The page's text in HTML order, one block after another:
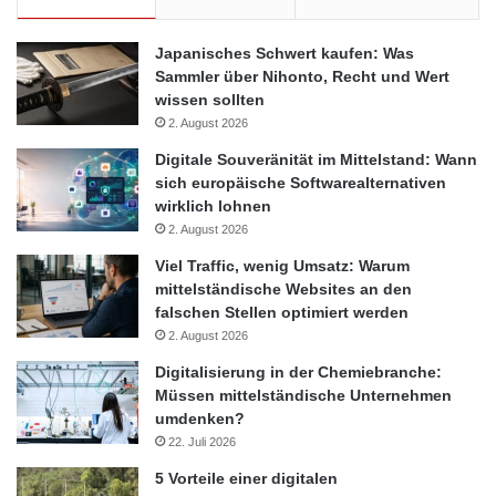
http://www.presseportal.de/pm/104413/2205022/datacom-
systems-erweitert-internationale-verkaufspraesenz-mit-der-
ernennung-eines-vizepraesidenten/api
Mac Netbook News PC
PDA Smartphone
Technik
Japanisches Schwert kaufen: Was
Sammler über Nihonto, Recht und Wert
wissen sollten
2. August 2026
Digitale Souveränität im Mittelstand: Wann
sich europäische Softwarealternativen
wirklich lohnen
2. August 2026
Viel Traffic, wenig Umsatz: Warum
mittelständische Websites an den
falschen Stellen optimiert werden
2. August 2026
Digitalisierung in der Chemiebranche:
Müssen mittelständische Unternehmen
umdenken?
22. Juli 2026
5 Vorteile einer digitalen